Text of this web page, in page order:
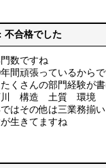
不合格でした
数ですね
間頑張っているから
くさんの部門経験が
構造 土質 環境 く
はその他は三業務揃
生きてますね